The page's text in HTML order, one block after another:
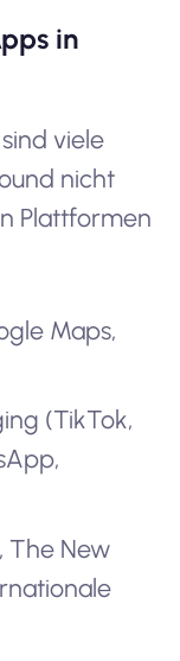
in
viele
nicht
Plattformen
Maps,
(TikTok,
The New